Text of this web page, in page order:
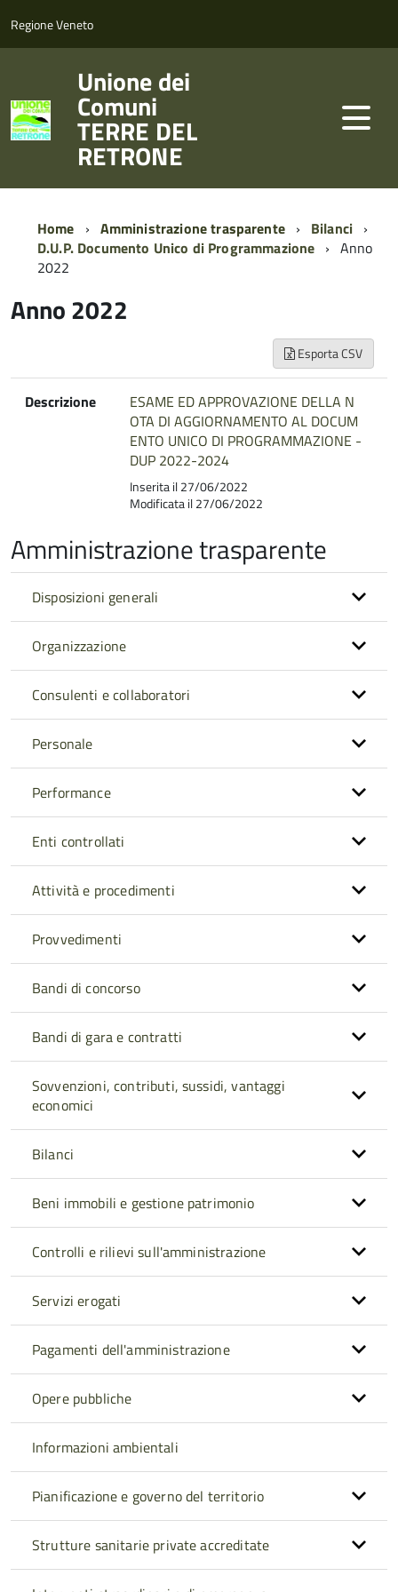
Regione Veneto
Unione dei
Comuni
TERRE DEL
RETRONE
Home Amministrazione trasparente
Bilanci
D.U.P. Documento Unico di Programmazione
Anno
2022
Anno 2022
Esporta CSV
Descrizione
ESAME ED APPROVAZIONE DELLA N
OTA DI AGGIORNAMENTO AL DOCUM
ENTO UNICO DI PROGRAMMAZIONE -
DUP 2022-2024
Inserita il 27/06/2022
Modificata il 27/06/2022
Amministrazione trasparente
Disposizioni generali
Organizzazione
Consulenti e collaboratori
Personale
Performance
Enti controllati
Attività e procedimenti
Provvedimenti
Bandi di concorso
Bandi di gara e contratti
Sovvenzioni, contributi, sussidi, vantaggi
economici
Bilanci
Beni immobili e gestione patrimonio
Controlli e rilievi sull'amministrazione
Servizi erogati
Pagamenti dell'amministrazione
Opere pubbliche
Informazioni ambientali
Pianificazione e governo del territorio
Strutture sanitarie private accreditate